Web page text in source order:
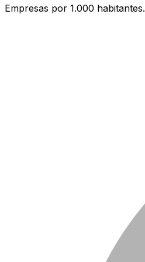
Empresas por 1.000